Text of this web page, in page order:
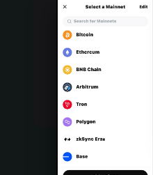
Português (Portugal)
Bahasa Indonesia
Português (Brasil)